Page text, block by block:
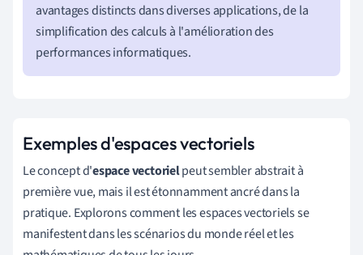
avantages distincts dans diverses applications, de la
simplification des calculs à l'amélioration des
performances informatiques.
Exemples d'espaces vectoriels
Le concept d'espace vectorielpeut sembler abstrait à
première vue, mais il est étonnamment ancré dans la
pratique. Explorons comment les espaces vectoriels se
manifestent dans les scénarios du monde réel et les